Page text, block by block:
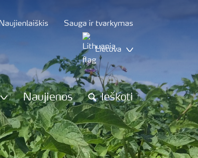
Naujienlaiškis Sauga ir tvarkymas
Lietuva
Naujienos Ieškoti